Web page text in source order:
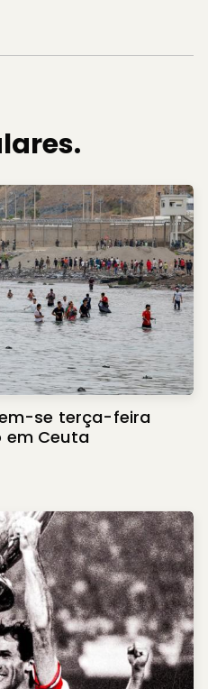
se terça-feira
Ceuta